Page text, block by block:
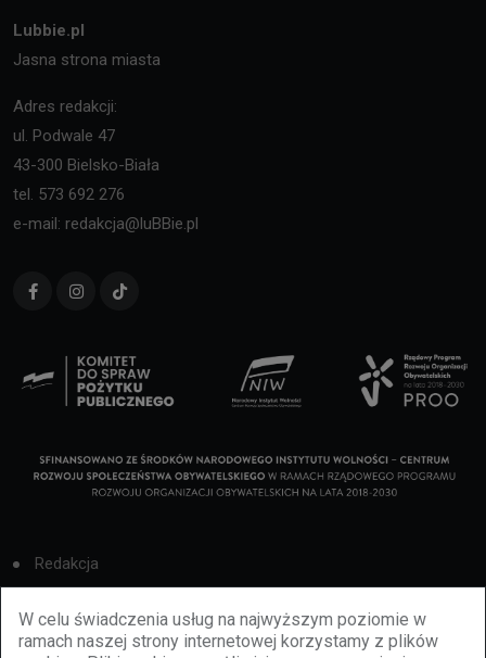
W celu świadczenia usług na najwyższym poziomie w
ramach naszej strony internetowej korzystamy z plików
Lubbie.pl
Jasna strona miasta
Adres redakcji:
ul. Podwale 47
43-300 Bielsko-Biała
tel. 573 692 276
e-mail: redakcja@luBBie.pl
Redakcja
Cookies
Reklama